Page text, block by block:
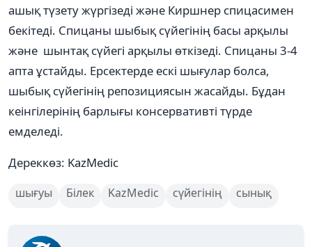
ашық түзету жүргізеді және Киршнер спицасимен
бекітеді. Спицаны шыбық сүйегінің басы арқылы
және шынтақ сүйегі арқылы өткізеді. Спицаны 3-4
апта ұстайды. Ерсектерде ескі шығулар болса,
шыбық сүйегінің репозициясын жасайды. Бұдан
кеінгілерінің барлығы консервативті түрде
емделеді.
Дереккөз: KazMedic
шығуы Білек KazMedic сүйегінің сынық